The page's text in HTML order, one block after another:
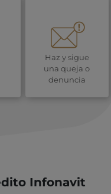
Haz y sigue
una queja o
denuncia
Infonavit